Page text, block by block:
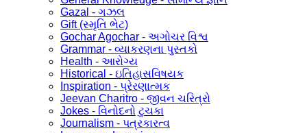
Gazal - ગઝલ
Gift (સ્મૃતિ ભેટ)
Gochar Agochar - અગોચર વિશ્વ
Grammar - વ્યાકરણના પુસ્તકો
Health - આરોગ્ય
Historical - ઇતિહાસવિષયક
Inspiration - પ્રેરણાત્મક
Jeevan Charitro - જીવન ચરિત્રો
Jokes - વિનોદનો ટુચકા
Journalism - પત્રકારત્વ